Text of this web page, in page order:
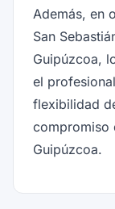
Además, en
San
Guipúzcoa,
el
flexibilidad
compromiso
Guipúzcoa.